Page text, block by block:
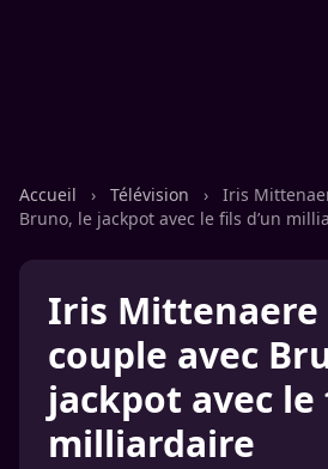
Accueil › Télévision ›
Iris
Bruno, le jackpot avec le fils d’un
Iris Mittenaere
couple avec
jackpot avec le
milliardaire